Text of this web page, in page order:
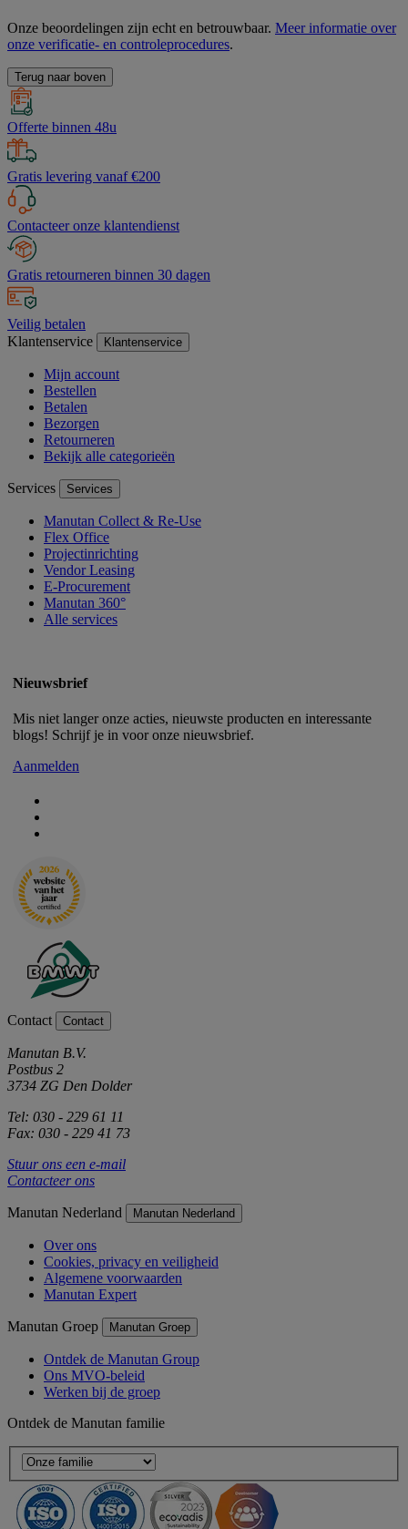
Onze beoordelingen zijn echt en betrouwbaar. Meer informatie over
onze verificatie- en controleprocedures.
Terug naar boven
Offerte binnen 48u
Gratis levering vanaf €200
Contacteer onze klantendienst
Gratis retourneren binnen 30 dagen
Veilig betalen
Klantenservice
Klantenservice
Mijn account
Bestellen
Betalen
Bezorgen
Retourneren
Bekijk alle categorieën
Services Services
Manutan Collect & Re-Use
Flex Office
Projectinrichting
Vendor Leasing
E-Procurement
Manutan 360°
Alle services
Nieuwsbrief
Mis niet langer onze acties, nieuwste producten en interessante
blogs! Schrijf je in voor onze nieuwsbrief.
Aanmelden
Contact Contact
Manutan B.V.
Postbus 2
3734 ZG Den Dolder
Tel: 030 - 229 61 11
Fax: 030 - 229 41 73
Stuur ons een e-mail
Contacteer ons
Manutan Nederland Manutan Nederland
Over ons
Cookies, privacy en veiligheid
Algemene voorwaarden
Manutan Expert
Manutan Groep Manutan Groep
Ontdek de Manutan Group
Ons MVO-beleid
Werken bij de groep
Ontdek de Manutan familie